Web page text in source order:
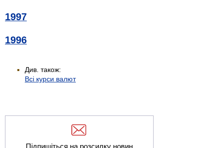
1997
1996
Див. також:
Всі курси валют
Підпишіться на розсилку новин